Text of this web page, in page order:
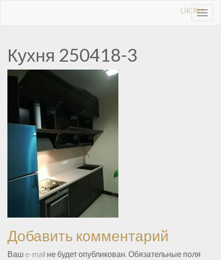
Кухня 250418-3
Добавить комментарий
Ваш e-mail не будет опубликован. Обязательные поля
UK RU